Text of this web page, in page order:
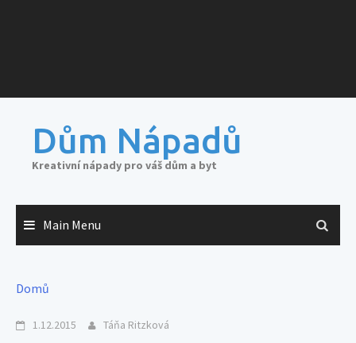
Dům Nápadů
Kreativní nápady pro váš dům a byt
Main Menu
Domů
1.12.2015 Táňa Ritzková